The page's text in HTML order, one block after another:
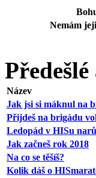
Nemám
Název
Jak jsi si máknul na
Přijdeš na brigádu
Ledopád v HISu
Jak začneš rok 2018
Na co se těšíš?
Kolik dáš o